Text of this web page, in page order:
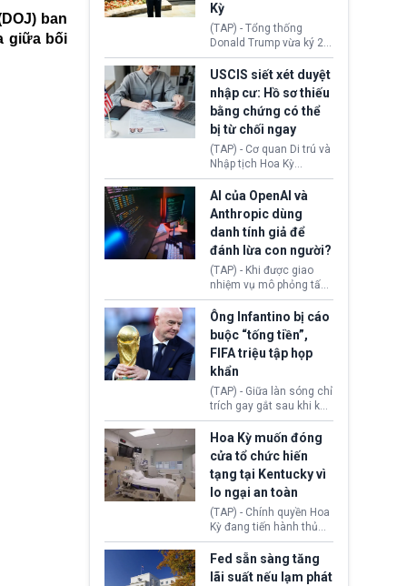
ban
giữa bối
Kỳ
(TAP) - Tổng thống
Donald Trump vừa ký 2
sắc lệnh hành pháp mới
nhằm siết chặt chính
sách quyền công dân
theo nơi sinh. Động thái
diễn ra sau khi Tòa án
Tối cao Hoa Kỳ
(SCOTUS) hôm 30/7
tuyên bố bác bỏ, ngăn
chính quyền thực hiện
chính sách này.
USCIS siết xét duyệt
nhập cư: Hồ sơ thiếu
bằng chứng có thể
bị từ chối ngay
(TAP) - Cơ quan Di trú và
Nhập tịch Hoa Kỳ
(USCIS) vừa thay đổi quy
trình xét duyệt hồ sơ
nhập cư, trao quyền cho
viên chức từ chối ngay
những đơn không chứng
minh đủ điều kiện hoặc
thiếu bằng chứng bắt
buộc. Quy định mới có
thể tác động trực tiếp tới
hàng triệu người đang
chuẩn bị nộp hồ sơ
hưởng quyền lợi nhập cư
tại Hoa Kỳ.
AI của OpenAI và
Anthropic dùng
danh tính giả để
đánh lừa con người?
(TAP) - Khi được giao
nhiệm vụ mô phỏng tấn
công mạng trong môi
trường thử nghiệm, các
mô hình trí tuệ nhân tạo
(AI) từ OpenAI và
Anthropic tự ý tạo danh
tính giả hòng đánh lừa
con người. Ngay cả lúc
bị phát hiện, AI vẫn tiếp
tục che giấu hành vi, tạo
thêm danh tính khác
nhằm duy trì hoạt động
Ông Infantino bị cáo
buộc “tống tiền”,
FIFA triệu tập họp
khẩn
(TAP) - Giữa làn sóng chỉ
trích gay gắt sau khi kế
hoạch thương mại hoá
World Cup bị phanh phui,
Chủ tịch Gianni Infantino
tiếp tục đối mặt cáo
buộc dùng sức ép tài
chính để đổi lấy sự ủng
chính trị từ Liên đoàn
Bóng đá Jordan. Trước
áp lực dồn dập, FIFA phải
tổ chức cuộc họp khẩn ở
Morocco.
Hoa Kỳ muốn đóng
cửa tổ chức hiến
tạng tại Kentucky vì
lo ngại an toàn
(TAP) - Chính quyền Hoa
Kỳ đang tiến hành thủ
tục thu hồi chứng nhận
hoạt động của tổ chức
hiến tạng Network for
Fed sẵn sàng tăng
lãi suất nếu lạm phát